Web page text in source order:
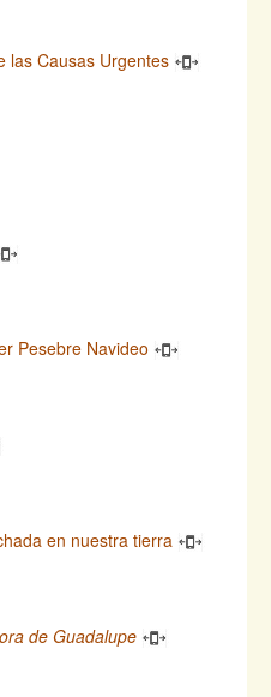
las Causas Urgentes
Pesebre Navideo
en nuestra tierra
de Guadalupe